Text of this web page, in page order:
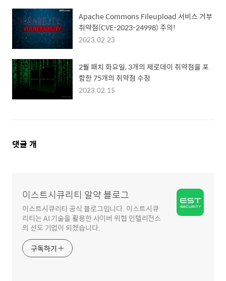
Apache Commons Fileupload 서비스 거부
취약점(CVE-2023-24998) 주의!
2023.02.23
2월 패치 화요일, 3개의 제로데이 취약점을 포
함한 75개의 취약점 수정
2023.02.15
댓
댓글 개
이스트시큐리티 알약 블로그
이스트시큐리티 공식 블로그입니다. 이스트시큐
리티는 AI 기술을 활용한 사이버 위협 인텔리전스
의 선도 기업이 되겠습니다.
구독하기